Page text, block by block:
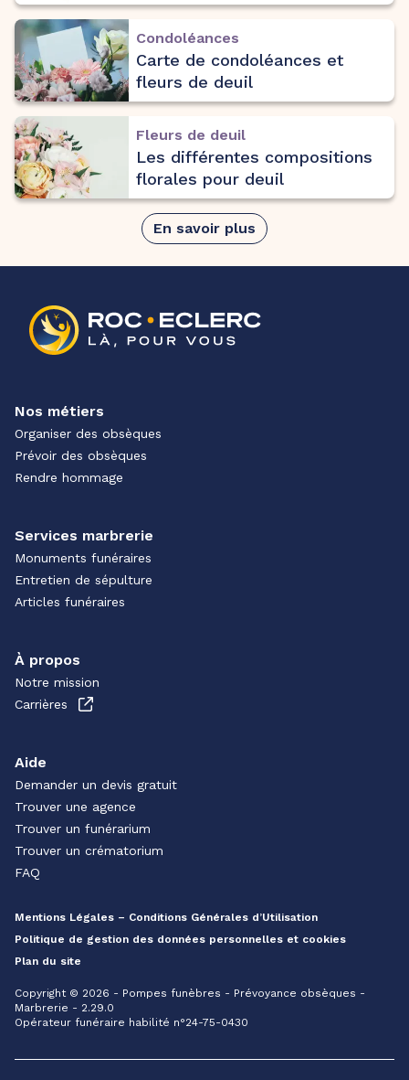
Condoléances
Carte de condoléances et
fleurs de deuil
Fleurs de deuil
Les différentes compositions
florales pour deuil
En savoir plus
Nos métiers
Organiser des obsèques
Prévoir des obsèques
Rendre hommage
Services marbrerie
Monuments funéraires
Entretien de sépulture
Articles funéraires
À propos
Notre mission
Carrières
Aide
Demander un devis gratuit
Trouver une agence
Trouver un funérarium
Trouver un crématorium
FAQ
Mentions Légales – Conditions Générales d’Utilisation
Politique de gestion des données personnelles et cookies
Plan du site
Copyright © 2026 - Pompes funèbres - Prévoyance obsèques -
Marbrerie - 2.29.0
Opérateur funéraire habilité n°24-75-0430